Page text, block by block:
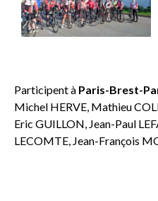
Participent à Paris-Brest-
Michel HERVE, Mathieu
Eric GUILLON, Jean-Paul
LECOMTE, Jean-François